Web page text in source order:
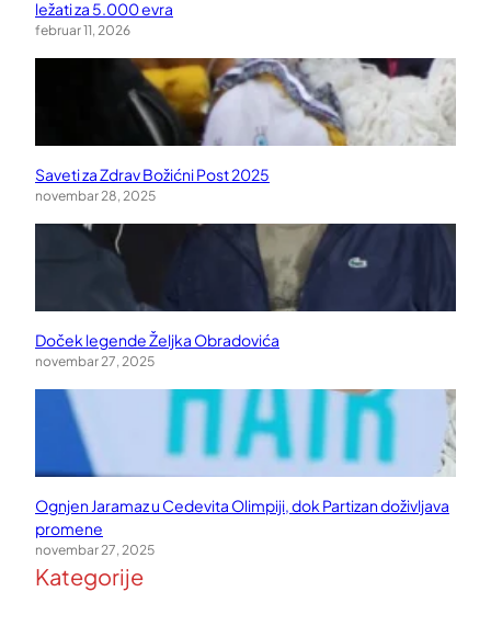
ležati za 5.000 evra
februar 11, 2026
Saveti za Zdrav Božićni Post 2025
novembar 28, 2025
Doček legende Željka Obradovića
novembar 27, 2025
Ognjen Jaramaz u Cedevita Olimpiji, dok Partizan doživljava
promene
novembar 27, 2025
Kategorije